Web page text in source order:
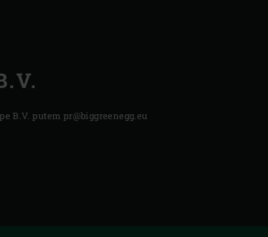
B.V. putem pr@biggreenegg.eu